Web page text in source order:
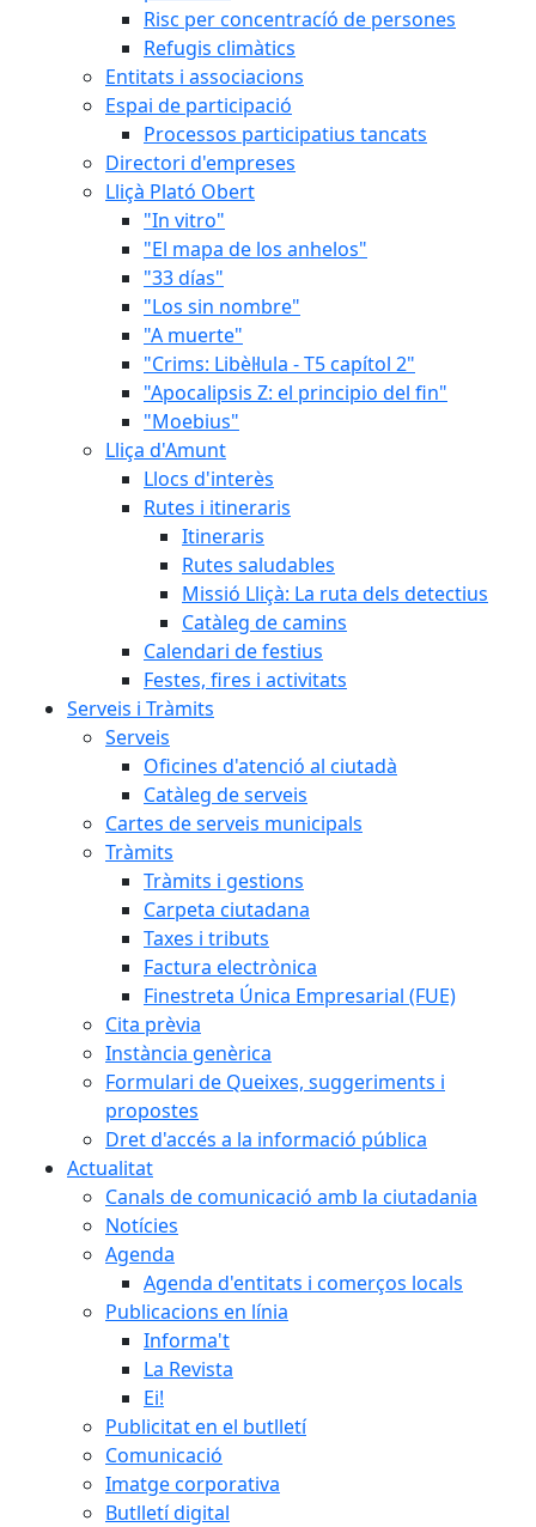
Risc per concentracíó de persones
Refugis climàtics
Entitats i associacions
Espai de participació
Processos participatius tancats
Directori d'empreses
Lliçà Plató Obert
"In vitro"
"El mapa de los anhelos"
"33 días"
"Los sin nombre"
"A muerte"
"Crims: Libèl·lula - T5 capítol 2"
"Apocalipsis Z: el principio del fin"
"Moebius"
Lliça d'Amunt
Llocs d'interès
Rutes i itineraris
Itineraris
Rutes saludables
Missió Lliçà: La ruta dels detectius
Catàleg de camins
Calendari de festius
Festes, fires i activitats
Serveis i Tràmits
Serveis
Oficines d'atenció al ciutadà
Catàleg de serveis
Cartes de serveis municipals
Tràmits
Tràmits i gestions
Carpeta ciutadana
Taxes i tributs
Factura electrònica
Finestreta Única Empresarial (FUE)
Cita prèvia
Instància genèrica
Formulari de Queixes, suggeriments i
propostes
Dret d'accés a la informació pública
Actualitat
Canals de comunicació amb la ciutadania
Notícies
Agenda
Agenda d'entitats i comerços locals
Publicacions en línia
Informa't
La Revista
Ei!
Publicitat en el butlletí
Comunicació
Imatge corporativa
Butlletí digital